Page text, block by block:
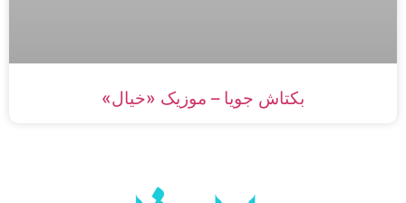
بکتاش جویا – موزیک «خیال»